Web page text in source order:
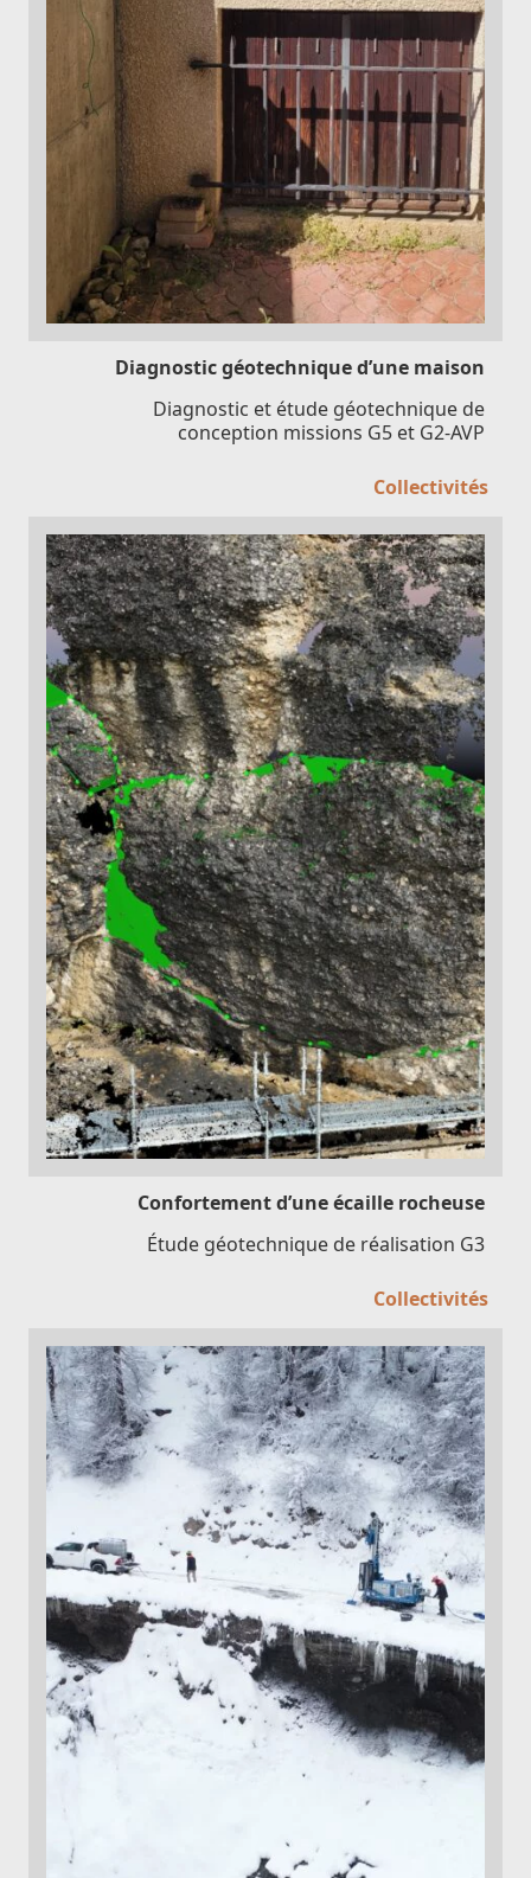
Diagnostic géotechnique d’une maison
Diagnostic et étude géotechnique de
conception missions G5 et G2-AVP
Collectivités
Confortement d’une écaille rocheuse
Étude géotechnique de réalisation G3
Collectivités